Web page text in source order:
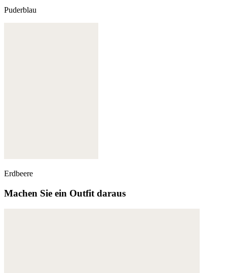
Puderblau
Erdbeere
Machen Sie ein Outfit daraus